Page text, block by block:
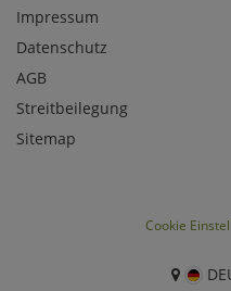
Impressum
Datenschutz
AGB
Streitbeilegung
Sitemap
Cookie